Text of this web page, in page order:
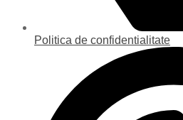
Politica de confidentialitate